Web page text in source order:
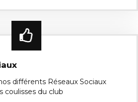
différents Réseaux Sociaux
coulisses du club